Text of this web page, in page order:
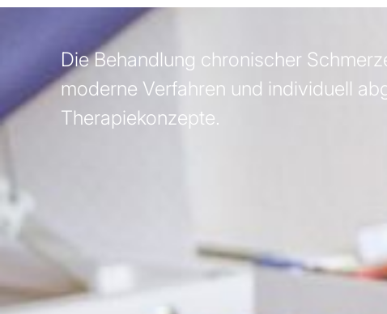
Die Behandlung chronischer
moderne Verfahren und individuell
Therapiekonzepte.